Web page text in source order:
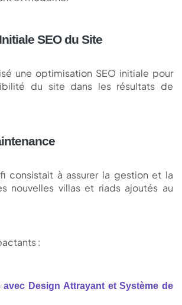
SEO du Site
une optimisation SEO initiale pour
du site dans les résultats de
consistait à assurer la gestion et la
nouvelles villas et riads ajoutés au
:
Design Attrayant et Système de